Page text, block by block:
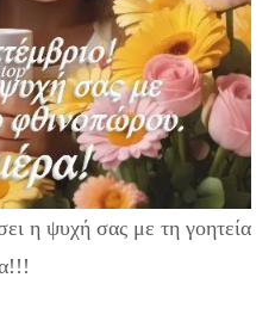
η ψυχή σας με τη γοητεία